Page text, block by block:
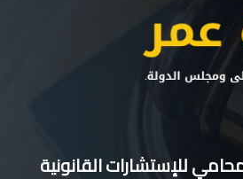
للإستشارات القانونية